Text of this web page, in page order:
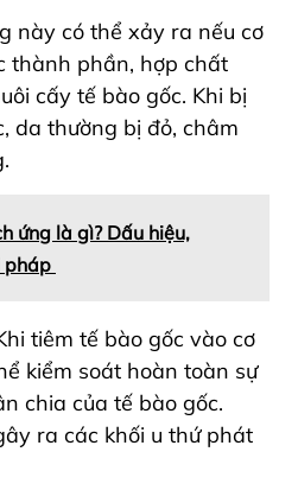
này có thể xảy ra nếu cơ
thành phần, hợp chất
cấy tế bào gốc. Khi bị
da thường bị đỏ, châm
ứng là gì? Dấu hiệu,
pháp
tiêm tế bào gốc vào cơ
kiểm soát hoàn toàn sự
chia của tế bào gốc.
ra các khối u thứ phát